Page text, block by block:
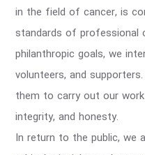
in the field of cancer, is
standards of professional
philanthropic goals, we
volunteers, and
them to carry out our
integrity, and honesty.
In return to the public, we